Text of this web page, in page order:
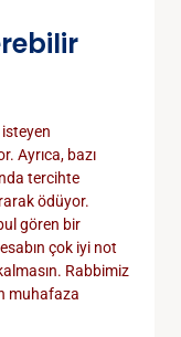
Ayrıca, bazı
tercihte
ödüyor.
gören bir
çok iyi not
Rabbimiz
muhafaza